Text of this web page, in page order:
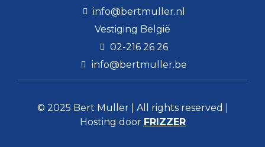
info@bertmuller.nl
Vestiging België
02-216 26 26
info@bertmuller.be
© 2025 Bert Muller | All rights reserved |
Hosting door FRIZZER